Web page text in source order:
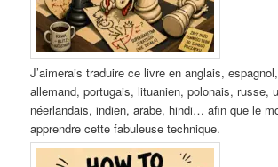
J’aimerais traduire ce livre en anglais,
allemand, portugais, lituanien, polonais, russe,
néerlandais, indien, arabe, hindi… afin que le
apprendre cette fabuleuse technique.